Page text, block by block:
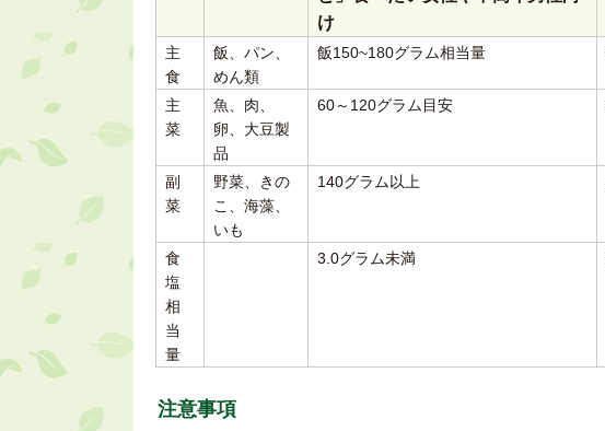
け
主
食
飯、パン、
めん類
飯150~180グラム相当量
主
菜
魚、肉、
卵、大豆製
品
60～120グラム目安
副
菜
野菜、きの
こ、海藻、
いも
140グラム以上
食
塩
相
当
量
3.0グラム未満
注意事項